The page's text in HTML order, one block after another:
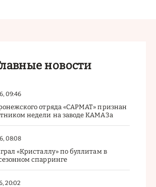
новости
09:46
отряда «САРМАТ» признан
недели на заводе КАМАЗа
08:08
«Кристаллу» по буллитам в
спарринге
20:02